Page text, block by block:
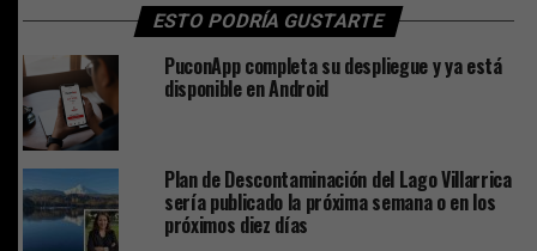
ESTO PODRÍA GUSTARTE
PuconApp completa su despliegue y ya está
disponible en Android
Plan de Descontaminación del Lago Villarrica
sería publicado la próxima semana o en los
próximos diez días